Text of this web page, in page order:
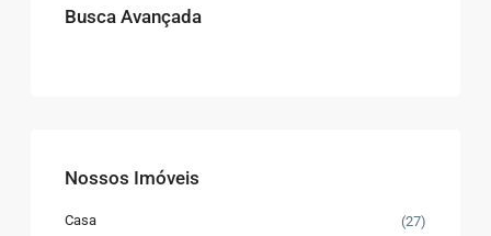
Busca Avançada
Nossos Imóveis
Casa (27)